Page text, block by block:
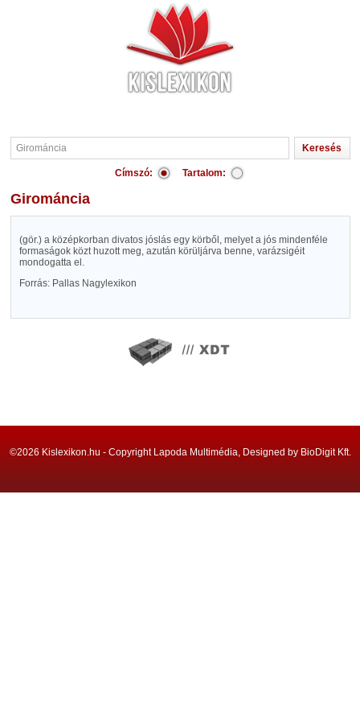
Címszó: Tartalom:
Girománcia
(gör.) a középkorban divatos jóslás egy körből, melyet a jós mindenféle
formaságok közt huzott meg, azután körüljárva benne, varázsigéit
mondogatta el.
Forrás: Pallas Nagylexikon
©2026 Kislexikon.hu - Copyright Lapoda Multimédia, Designed by BioDigit Kft.